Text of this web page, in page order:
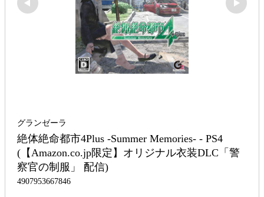
グランゼーラ
絶体絶命都市4Plus -Summer Memories- - PS4
(【Amazon.co.jp限定】オリジナル衣装DLC「警
察官の制服」 配信)
4907953667846